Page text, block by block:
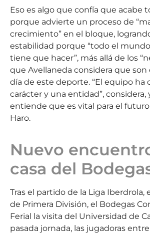
Eso es algo que confía que acabe
porque advierte un proceso de
crecimiento” en el bloque,
estabilidad porque “todo el
tiene que hacer”, más allá de los
que Avellaneda considera que son
día de este deporte. “El equipo ha
carácter y una entidad”, considera,
entiende que es vital para el futuro
Haro.
Nuevo
casa del
Tras el partido de la Liga Iberdrola,
de Primera División, el Bodegas
Ferial la visita del Universidad de
pasada jornada, las jugadoras